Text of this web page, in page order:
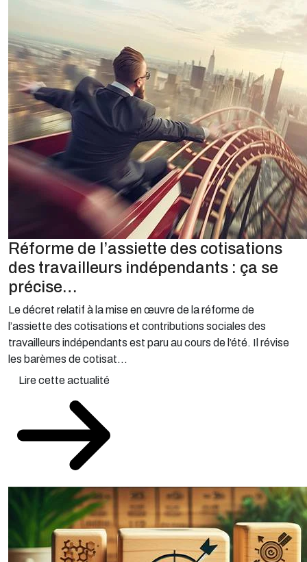
Réforme de l’assiette des cotisations
des travailleurs indépendants : ça se
précise…
Le décret relatif à la mise en œuvre de la réforme de
l’assiette des cotisations et contributions sociales des
travailleurs indépendants est paru au cours de l’été. Il révise
les barèmes de cotisat...
Lire cette actualité